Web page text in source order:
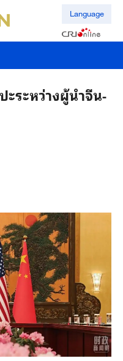
Language
ระหว่างผู้นำจีน-